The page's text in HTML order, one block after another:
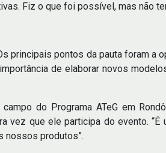
Fiz o que foi possível, mas não
principais pontos da pauta foram
de elaborar novos
do Programa ATeG em
vez que ele participa do evento.
nossos produtos”.